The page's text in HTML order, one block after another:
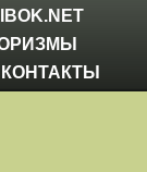
КОНТАКТЫ